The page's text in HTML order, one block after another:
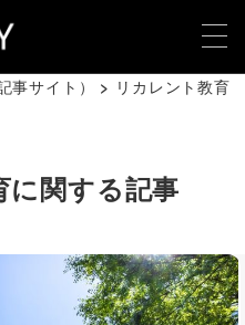
サイト） リカレント教育
に関する記事